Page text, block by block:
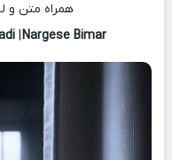
همراه متن و
Download Music
|Nargese Bimar